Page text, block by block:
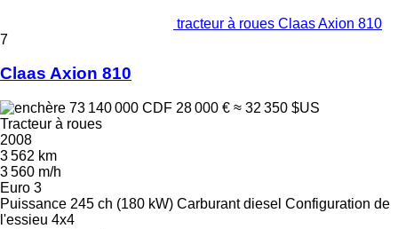
tracteur à roues Claas Axion 810
7
Claas Axion 810
73 140 000 CDF 28 000 € ≈ 32 350 $US
Tracteur à roues
2008
3 562 km
3 560 m/h
Euro 3
Puissance 245 ch (180 kW) Carburant diesel Configuration de
l'essieu 4x4